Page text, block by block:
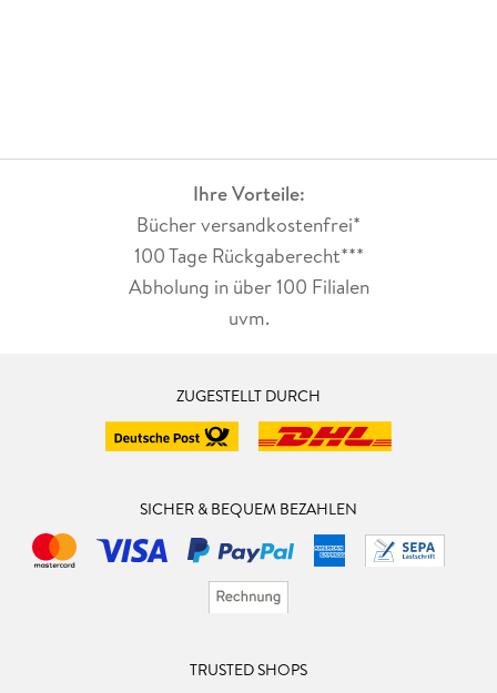
Ihre Vorteile:
Bücher versandkostenfrei*
100 Tage Rückgaberecht***
Abholung in über 100 Filialen
uvm.
ZUGESTELLT DURCH
SICHER & BEQUEM BEZAHLEN
TRUSTED SHOPS